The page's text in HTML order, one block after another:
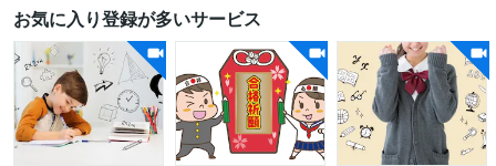
お気に入り登録が多いサービス